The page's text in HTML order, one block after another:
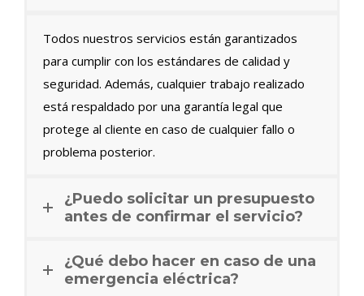
Todos nuestros servicios están garantizados
para cumplir con los estándares de calidad y
seguridad. Además, cualquier trabajo realizado
está respaldado por una garantía legal que
protege al cliente en caso de cualquier fallo o
problema posterior.
¿Puedo solicitar un presupuesto
antes de confirmar el servicio?
¿Qué debo hacer en caso de una
emergencia eléctrica?